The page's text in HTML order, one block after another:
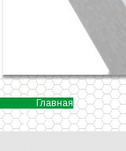
Главная